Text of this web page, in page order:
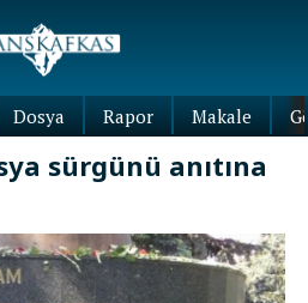
Dosya Rapor Makale
sürgünü anıtına